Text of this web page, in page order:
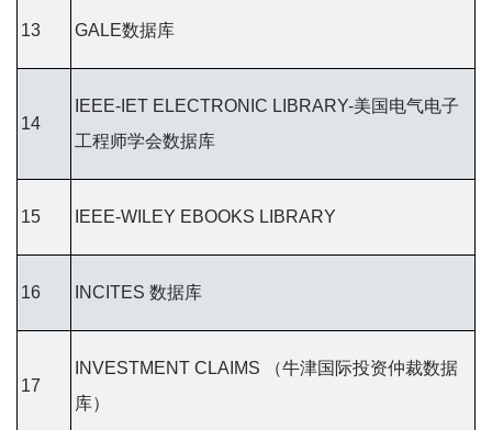
13 GALE数据库
14
IEEE-IET ELECTRONIC LIBRARY-美国电气电子
工程师学会数据库
15 IEEE-WILEY EBOOKS LIBRARY
16 INCITES 数据库
17
INVESTMENT CLAIMS （牛津国际投资仲裁数据
库）